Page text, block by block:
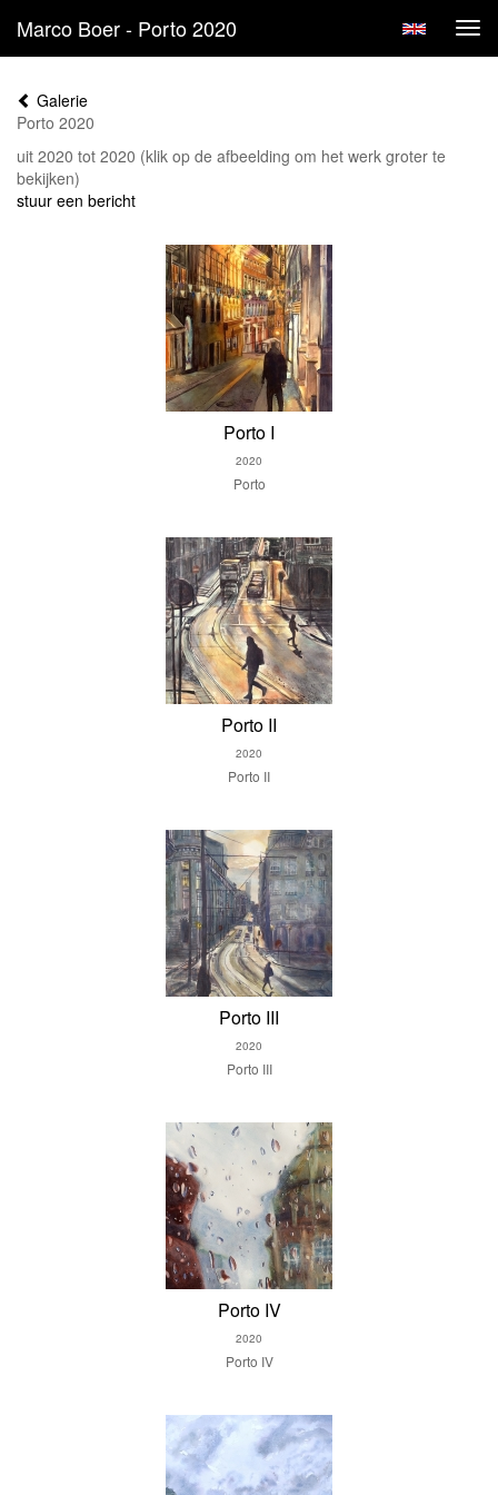
Marco Boer - Porto 2020
Galerie
Porto 2020
uit 2020 tot 2020 (klik op de afbeelding om het werk groter te
bekijken)
stuur een bericht
Porto I
2020
Porto
Porto II
2020
Porto II
Porto III
2020
Porto III
Porto IV
2020
Porto IV